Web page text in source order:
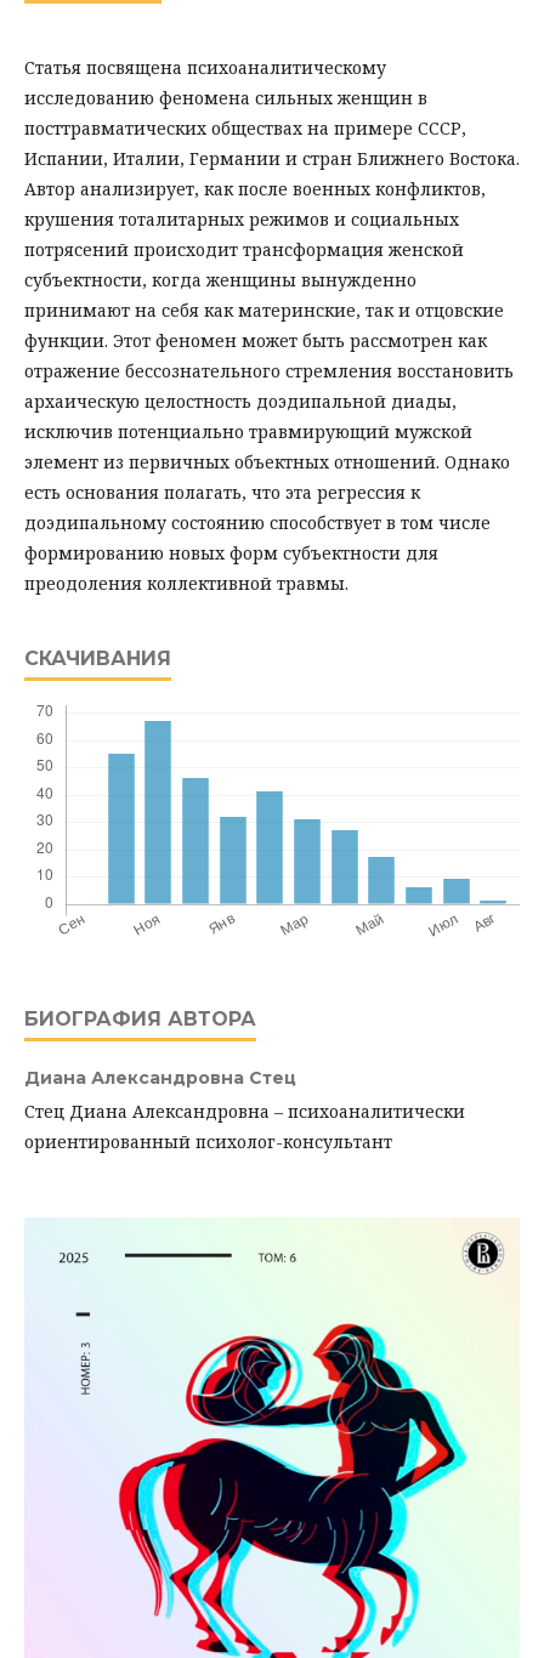
Статья посвящена психоаналитическому
исследованию феномена сильных женщин в
посттравматических обществах на примере СССР,
Испании, Италии, Германии и стран Ближнего Востока.
Автор анализирует, как после военных конфликтов,
крушения тоталитарных режимов и социальных
потрясений происходит трансформация женской
субъектности, когда женщины вынужденно
принимают на себя как материнские, так и отцовские
функции. Этот феномен может быть рассмотрен как
отражение бессознательного стремления восстановить
архаическую целостность доэдипальной диады,
исключив потенциально травмирующий мужской
элемент из первичных объектных отношений. Однако
есть основания полагать, что эта регрессия к
доэдипальному состоянию способствует в том числе
формированию новых форм субъектности для
преодоления коллективной травмы.
СКАЧИВАНИЯ
БИОГРАФИЯ АВТОРА
Диана Александровна Стец
Стец Диана Александровна – психоаналитически
ориентированный психолог-консультант